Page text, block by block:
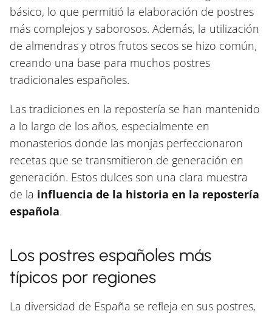
básico, lo que permitió la elaboración de postres
más complejos y saborosos. Además, la utilización
de almendras y otros frutos secos se hizo común,
creando una base para muchos postres
tradicionales españoles.
Las tradiciones en la repostería se han mantenido
a lo largo de los años, especialmente en
monasterios donde las monjas perfeccionaron
recetas que se transmitieron de generación en
generación. Estos dulces son una clara muestra
de la influencia de la historia en la repostería
española.
Los postres españoles más
típicos por regiones
La diversidad de España se refleja en sus postres,